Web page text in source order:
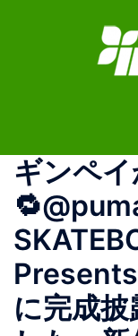
ス
ギンペ
Presents
に完成